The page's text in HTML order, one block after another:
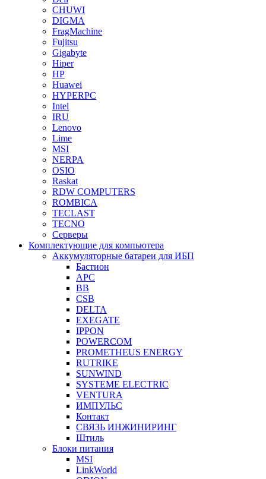
CHUWI
DIGMA
FragMachine
Fujitsu
Gigabyte
Hiper
HP
Huawei
HYPERPC
Intel
IRU
Lenovo
Lime
MSI
NERPA
OSIO
Raskat
RDW COMPUTERS
ROMBICA
TECLAST
TECNO
Серверы
Комплектующие для компьютера
Аккумуляторные батареи для ИБП
Бастион
APC
BB
CSB
DELTA
EXEGATE
IPPON
POWERCOM
PROMETHEUS ENERGY
RUTRIKE
SUNWIND
SYSTEME ELECTRIC
VENTURA
ИМПУЛЬС
Контакт
СВЯЗЬ ИНЖИНИРИНГ
Штиль
Блоки питания
MSI
LinkWorld